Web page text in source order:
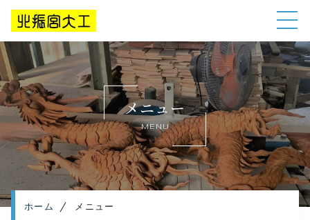
ホーム
当社について
施工メニュー
施工実績
施工の流れ
よくある質問
メニュー
MENU
ホーム メニュー